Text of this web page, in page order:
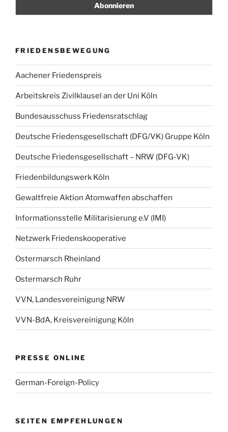
FRIEDENSBEWEGUNG
Aachener Friedenspreis
Arbeitskreis Zivilklausel an der Uni Köln
Bundesausschuss Friedensratschlag
Deutsche Friedensgesellschaft (DFG/VK) Gruppe Köln
Deutsche Friedensgesellschaft – NRW (DFG-VK)
Friedenbildungswerk Köln
Gewaltfreie Aktion Atomwaffen abschaffen
Informationsstelle Militarisierung e.V (IMI)
Netzwerk Friedenskooperative
Ostermarsch Rheinland
Ostermarsch Ruhr
VVN, Landesvereinigung NRW
VVN-BdA, Kreisvereinigung Köln
PRESSE ONLINE
German-Foreign-Policy
SEITEN EMPFEHLUNGEN